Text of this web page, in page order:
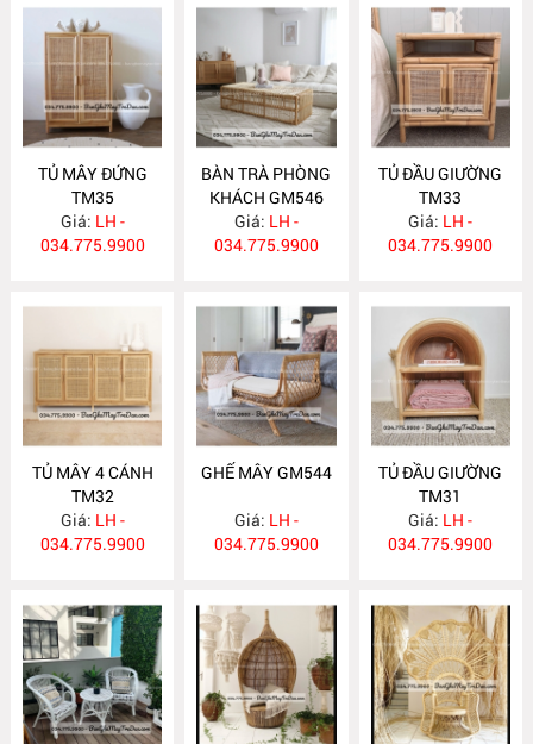
TỦ MÂY ĐỨNG
TM35
Giá: LH -
034.775.9900
BÀN TRÀ PHÒNG
KHÁCH GM546
Giá: LH -
034.775.9900
TỦ ĐẦU GIƯỜNG
TM33
Giá: LH -
034.775.9900
TỦ MÂY 4 CÁNH
TM32
Giá: LH -
034.775.9900
GHẾ MÂY GM544
Giá: LH -
034.775.9900
TỦ ĐẦU GIƯỜNG
TM31
Giá: LH -
034.775.9900